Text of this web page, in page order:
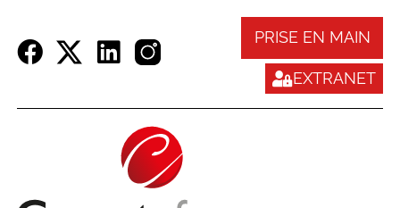
PRISE EN MAIN
EXTRANET